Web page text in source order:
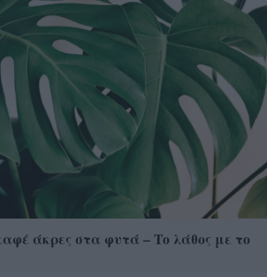
άκρες στα φυτά – Το λάθος με το